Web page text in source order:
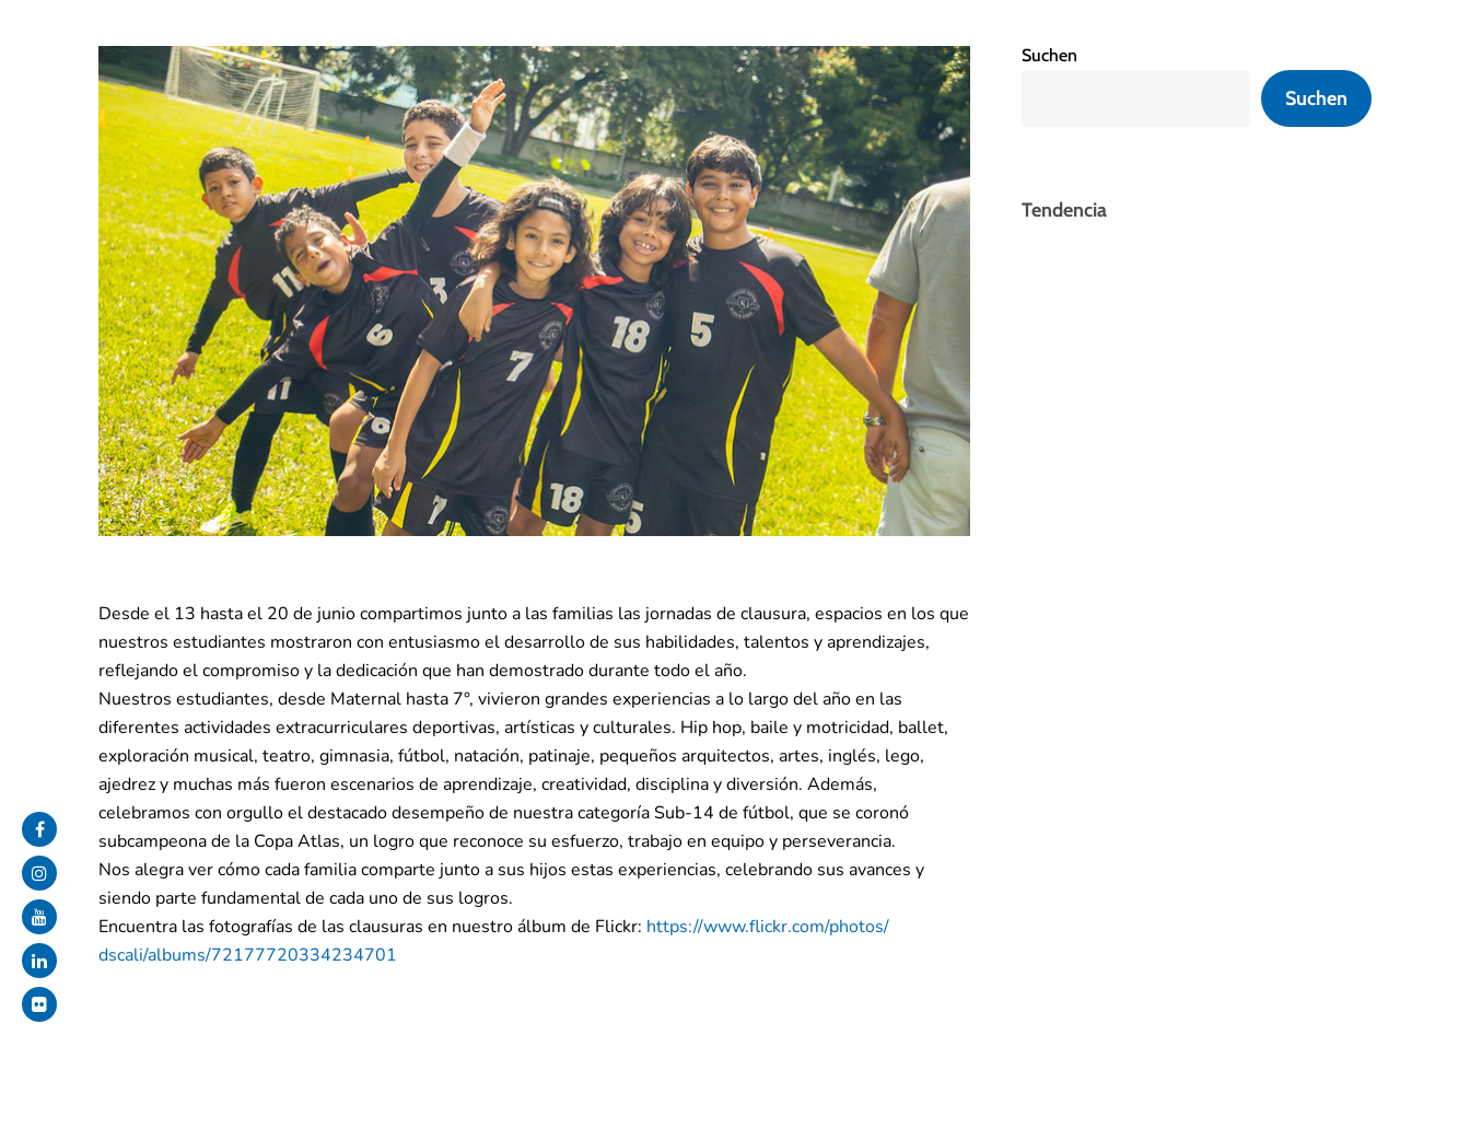
Desde el 13 hasta el 20 de junio compartimos junto a las familias las jornadas de clausura, espacios en los que
nuestros estudiantes mostraron con entusiasmo el desarrollo de sus habilidades, talentos y aprendizajes,
reflejando el compromiso y la dedicación que han demostrado durante todo el año.
Nuestros estudiantes, desde Maternal hasta 7°, vivieron grandes experiencias a lo largo del año en las
diferentes actividades extracurriculares deportivas, artísticas y culturales. Hip hop, baile y motricidad, ballet,
exploración musical, teatro, gimnasia, fútbol, natación, patinaje, pequeños arquitectos, artes, inglés, lego,
ajedrez y muchas más fueron escenarios de aprendizaje, creatividad, disciplina y diversión. Además,
celebramos con orgullo el destacado desempeño de nuestra categoría Sub-14 de fútbol, que se coronó
subcampeona de la Copa Atlas, un logro que reconoce su esfuerzo, trabajo en equipo y perseverancia.
Nos alegra ver cómo cada familia comparte junto a sus hijos estas experiencias, celebrando sus avances y
siendo parte fundamental de cada uno de sus logros.
Encuentra las fotografías de las clausuras en nuestro álbum de Flickr: https://www.flickr.com/photos/
dscali/albums/72177720334234701
Suchen
Suchen
Tendencia